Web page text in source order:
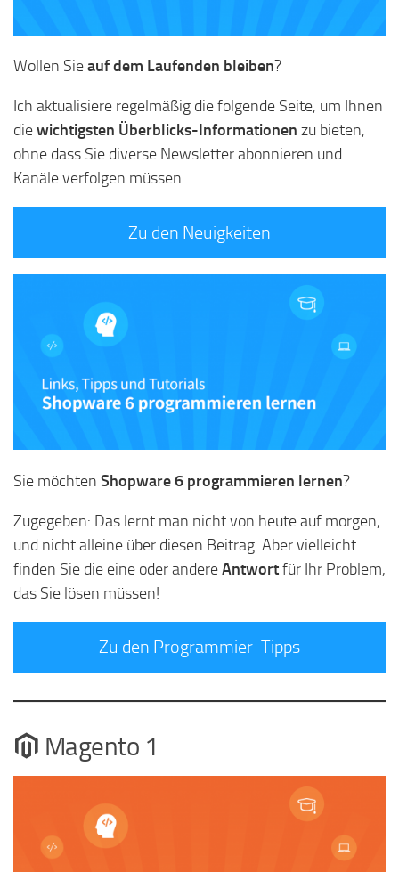
Wollen Sieauf dem Laufenden bleiben?
Ich aktualisiere regelmäßig die folgende Seite, um Ihnen
diewichtigsten Überblicks-Informationen zu bieten,
ohne dass Sie diverse Newsletter abonnieren und
Kanäle verfolgen müssen.
Zu den Neuigkeiten
Sie möchten Shopware 6 programmieren lernen?
Zugegeben: Das lernt man nicht von heute auf morgen,
und nicht alleine über diesen Beitrag. Aber vielleicht
finden Sie die eine oder andereAntwortfür Ihr Problem,
das Sie lösen müssen!
Zu den Programmier-Tipps
Magento 1